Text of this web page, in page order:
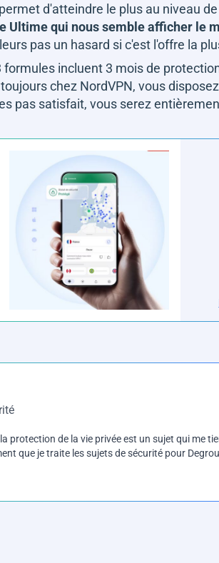
d'atteindre le plus au niveau
Ultime qui nous semble afficher le
pas un hasard si c'est l'offre la
formules incluent 3 mois de
chez NordVPN, vous
pas satisfait, vous serez
protection de la vie privée est un sujet qui me
que je traite les sujets de sécurité pour